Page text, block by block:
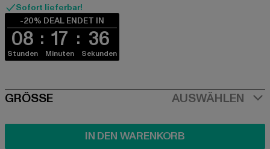
Sofort lieferbar!
-20% DEAL ENDET IN
08
Stunden
17
Minuten
36
Sekunden
SIZE
GRÖSSE AUSWÄHLEN
IN DEN WARENKORB